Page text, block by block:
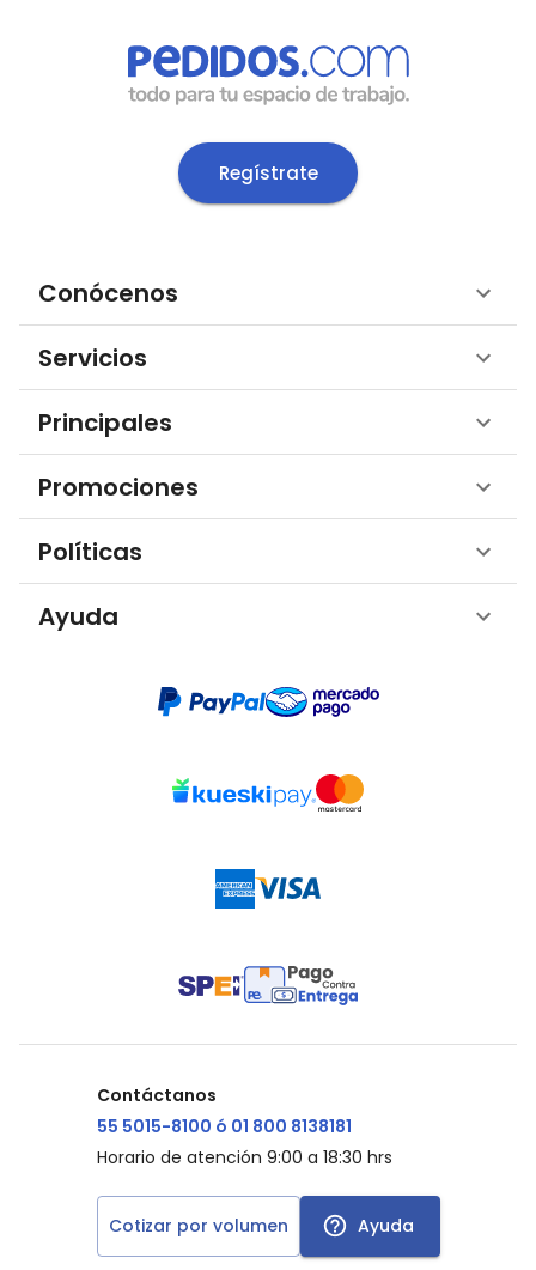
Regístrate
Conócenos
Servicios
Principales
Promociones
Políticas
Ayuda
Contáctanos
55 5015-8100 ó 01 800 8138181
Horario de atención 9:00 a 18:30 hrs
Cotizar por volumen Ayuda